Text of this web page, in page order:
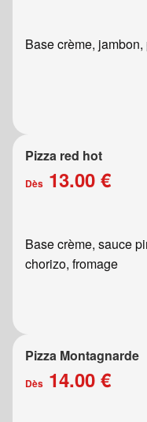
Base crème,
Pizza red hot
Dès 13.00 €
Base crème, sauce
chorizo, fromage
Pizza Montagnarde
Dès 14.00 €